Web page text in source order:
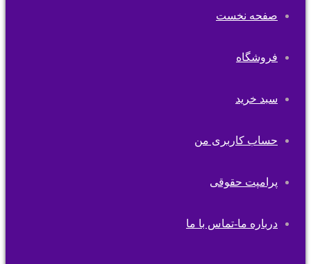
صفحه نخست
فروشگاه
سبد خرید
حساب کاربری من
پرامپت حقوقی
درباره ما-تماس با ما